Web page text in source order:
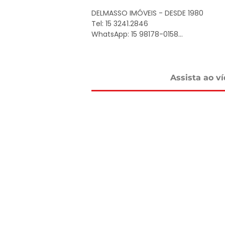
DELMASSO IMÓVEIS - DESDE 1980
Tel: 15 3241.2846
WhatsApp: 15 98178-0158
alterações sem aviso prévio e estão
Assista ao